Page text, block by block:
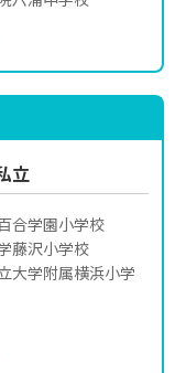
院高校
院高校
学校
高校
大学高校
院高等学校
館高等学校
合学園中学校
中学校
院中学校
校中等部
学園中等部
中学校
学院中学校
大学杉並中学校
院中学校
大学教育学部附属
校
立
合学園小学校
藤沢小学校
大学附属横浜小学